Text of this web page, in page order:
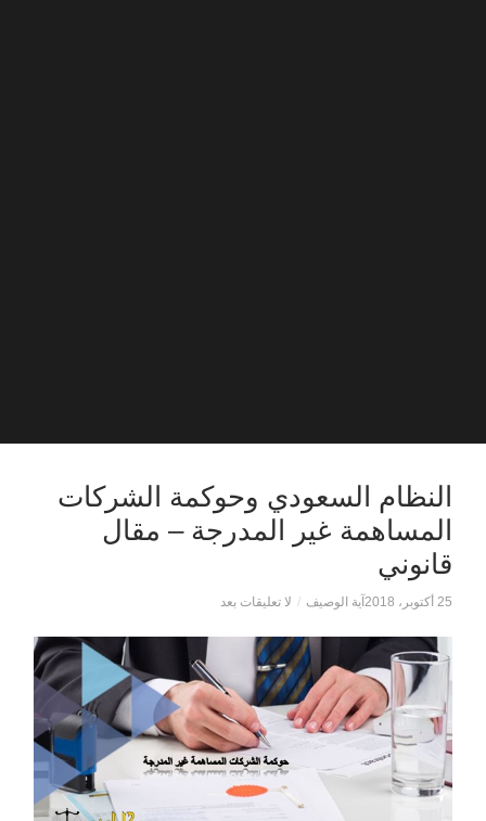
النظام السعودي وحوكمة الشركات
المساهمة غير المدرجة – مقال
قانوني
25 أكتوبر، 2018 آية الوصيف / لا تعليقات بعد